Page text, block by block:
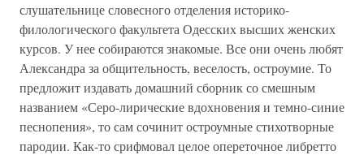
слушательнице словесного отделения историко-
филологического факультета Одесских высших женских
курсов. У нее собираются знакомые. Все они очень любят
Александра за общительность, веселость, остроумие. То
предложит издавать домашний сборник со смешным
названием «Серо-лирические вдохновения и темно-синие
песнопения», то сам сочинит остроумные стихотворные
пародии. Как-то срифмовал целое опереточное либретто